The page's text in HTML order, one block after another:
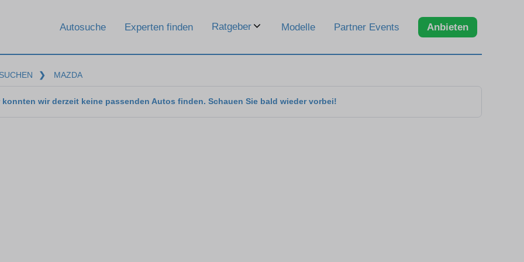
Autosuche Experten finden Ratgeber Modelle Partner Events Anbieten
❯ MAZDA
konnten wir derzeit keine passenden Autos finden. Schauen Sie bald wieder vorbei!